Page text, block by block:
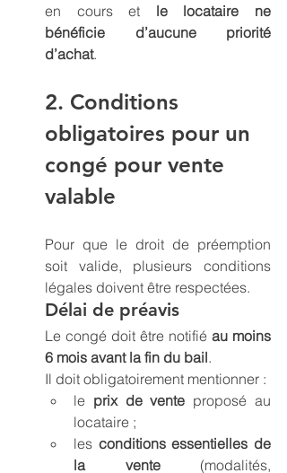
en cours et le locataire ne
bénéficie d’aucune priorité
d’achat.
2. Conditions
obligatoires pour un
congé pour vente
valable
Pour que le droit de préemption
soit valide, plusieurs conditions
légales doivent être respectées.
Délai de préavis
Le congé doit être notifié au moins
6 mois avant la fin du bail.
Il doit obligatoirement mentionner :
le prix de vente proposé au
locataire ;
les conditions essentielles de
la vente (modalités,